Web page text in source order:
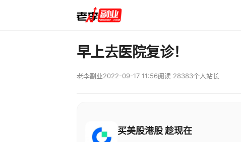
早上去医院复诊！
老李副业2022-09-17 11:56阅读 28383个人站长
买美股港股 趁现在